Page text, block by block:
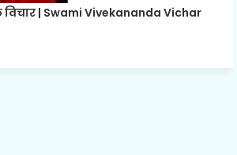
विचार | Swami Vivekananda Vichar